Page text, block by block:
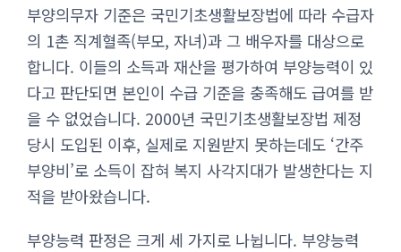
부양의무자 기준은 국민기초생활보장법에 따라 수급자
의 1촌 직계혈족(부모, 자녀)과 그 배우자를 대상으로
합니다. 이들의 소득과 재산을 평가하여 부양능력이 있
다고 판단되면 본인이 수급 기준을 충족해도 급여를 받
을 수 없었습니다. 2000년 국민기초생활보장법 제정
당시 도입된 이후, 실제로 지원받지 못하는데도 ‘간주
부양비’로 소득이 잡혀 복지 사각지대가 발생한다는 지
적을 받아왔습니다.
부양능력 판정은 크게 세 가지로 나뉩니다. 부양능력